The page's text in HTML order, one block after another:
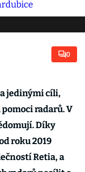
0
jedinými cíli,
radarů. V
Díky
roku 2019
Retia, a